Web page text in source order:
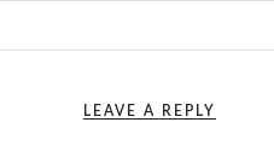
LEAVE A REPLY